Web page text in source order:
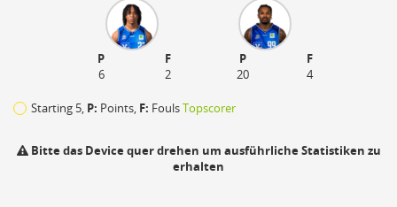
P
F
6
2
P
F
20
4
Starting 5, P: Points, F: FoulsTopscorer
Bitte das Device quer drehen um ausführliche Statistiken zu
erhalten